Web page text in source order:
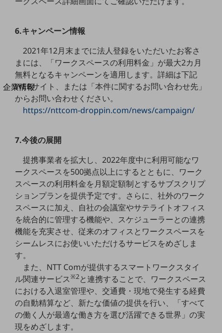
はじめての方へ
100回線以上のお問い合わせ・お見積りはこちら
別ウィンドウで開きます
企業情報
企業情報TOP
会社案内
社長からのご挨拶
事業拠点
グループ会社
会社案内パンフレット
ニュースルーム
ニュースルームTOP
ニュースリリース
地域からの発表
重要なお知らせ
お知らせ
6.キャンペーン情報
2021年12月末までに法人登録をいただいたお客さ
まには、「ワークスペースの利用料金」が最大2カ月
無料となるキャンペーンを適用します。詳細は下記
WEBサイト、または「本件に関するお問い合わせ先」
からお問い合わせください。
https://nttcom-droppin.com/news/campaign/
7.今後の展開
提携事業者を拡大し、2022年度中に利用可能なワ
ークスペースを500拠点以上にするとともに、ワーク
スペースの利用料金を月額定額制とするサブスクリプ
ションプランを提供予定です。さらに、社外のワーク
スペースに加え、自社の会議室やサテライトオフィス
を統合的に管理する機能や、スケジューラーとの連携
機能を充実させ、従来のオフィスとワークスペースを
シームレスにお使いいただけるサービスをめざしま
す。
また、NTT Comが提供するスマートワークスタイ
ル関連サービス※2と連携することで、ワークスペース
における入退室管理や、交通費・現地で発生する経費
の自動精算など、新たな価値の提供を行い、「すべて
の働く人が最適な働き方を選び活躍できる世界」の実
現をめざします。